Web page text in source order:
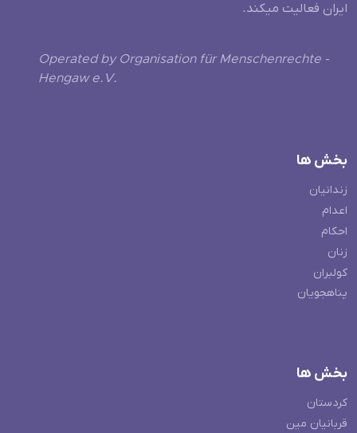
ایران فعالیت میکند.
Operated by Organisation für Menschenrechte -
Hengaw e.V.
بخش ها
زندانیان
اعدام
احکام
زنان
کولبران
پناهجویان
بخش ها
کردستان
قربانیان مین